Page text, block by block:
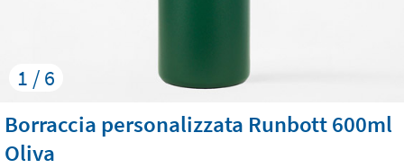
1 / 6
Borraccia personalizzata Runbott 600ml
Oliva